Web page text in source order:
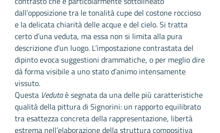
dall’opposizione tra le tonalità cupe del costone roccioso
e la delicata chiarità delle acque e del cielo. Si tratta
certo d’una veduta, ma essa non si limita alla pura
descrizione d’un luogo. L’impostazione contrastata del
dipinto evoca suggestioni drammatiche, o per meglio dire
dà forma visibile a uno stato d’animo intensamente
vissuto.
Questa Vedutaè segnata da una delle più caratteristiche
qualità della pittura di Signorini: un rapporto equilibrato
tra esattezza concreta della rappresentazione, libertà
estrema nell’elaborazione della struttura compositiva